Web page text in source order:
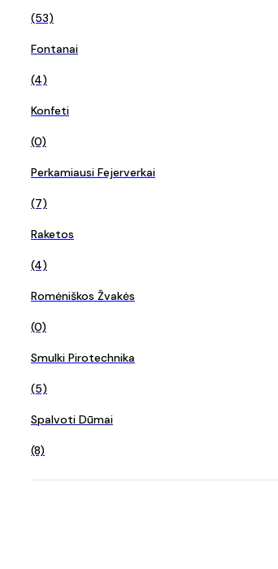
(53)
Fontanai
(4)
Konfeti
(0)
Perkamiausi Fejerverkai
(7)
Raketos
(4)
Romėniškos Žvakės
(0)
Smulki Pirotechnika
(5)
Spalvoti Dūmai
(8)